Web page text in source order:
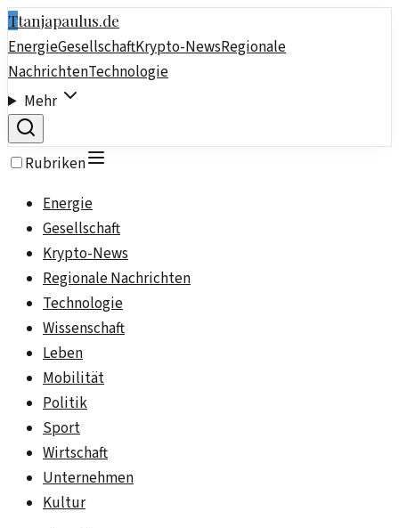
Ttanjapaulus.de
EnergieGesellschaftKrypto-NewsRegionale
NachrichtenTechnologie
Mehr
Rubriken
Energie
Gesellschaft
Krypto-News
Regionale Nachrichten
Technologie
Wissenschaft
Leben
Mobilität
Politik
Sport
Wirtschaft
Unternehmen
Kultur